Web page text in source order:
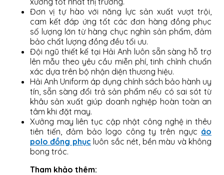
Đơn vị tự hào với năng lực sản xuất vượt trội,
cam kết đáp ứng tốt các đơn hàng đồng phục
số lượng lớn từ hàng chục nghìn sản phẩm, đảm
bảo chất lượng đồng đều tối ưu.
Đội ngũ thiết kế tại Hải Anh luôn sẵn sàng hỗ trợ
lên mẫu theo yêu cầu miễn phí, tinh chỉnh chuẩn
xác dựa trên bộ nhận diện thương hiệu.
Hải Anh Uniform áp dụng chính sách bảo hành uy
tín, sẵn sàng đổi trả sản phẩm nếu có sai sót từ
khâu sản xuất giúp doanh nghiệp hoàn toàn an
tâm khi đặt may.
Xưởng may liên tục cập nhật công nghệ in thêu
tiên tiến, đảm bảo logo công ty trên ngực áo
polo đồng phục luôn sắc nét, bền màu và không
bong tróc.
Tham khảo thêm: